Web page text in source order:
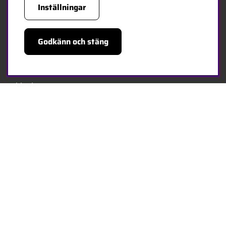
Svenska
Kontakta oss
Bli återförsäljare
Jobba hos oss
Inställningar
Godkänn och stäng